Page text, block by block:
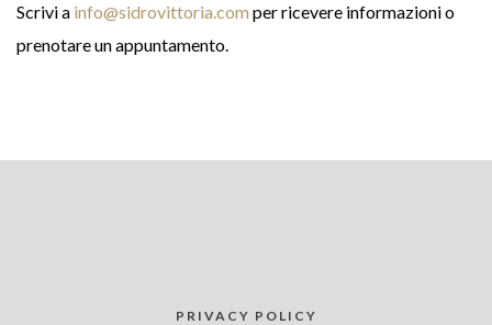
Scrivi a info@sidrovittoria.com per ricevere informazioni o
prenotare un appuntamento.
PRIVACY POLICY